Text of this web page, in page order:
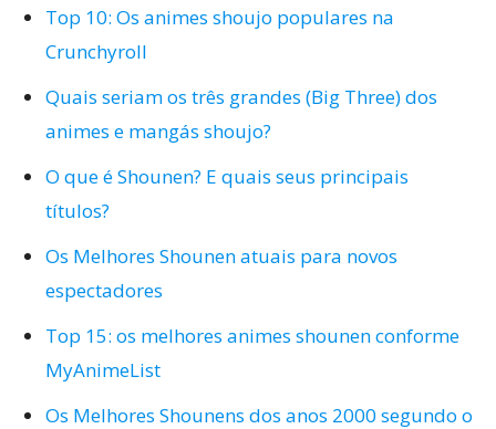
Top 10: Os animes shoujo populares na
Crunchyroll
Quais seriam os três grandes (Big Three) dos
animes e mangás shoujo?
O que é Shounen? E quais seus principais
títulos?
Os Melhores Shounen atuais para novos
espectadores
Top 15: os melhores animes shounen conforme
MyAnimeList
Os Melhores Shounens dos anos 2000 segundo o